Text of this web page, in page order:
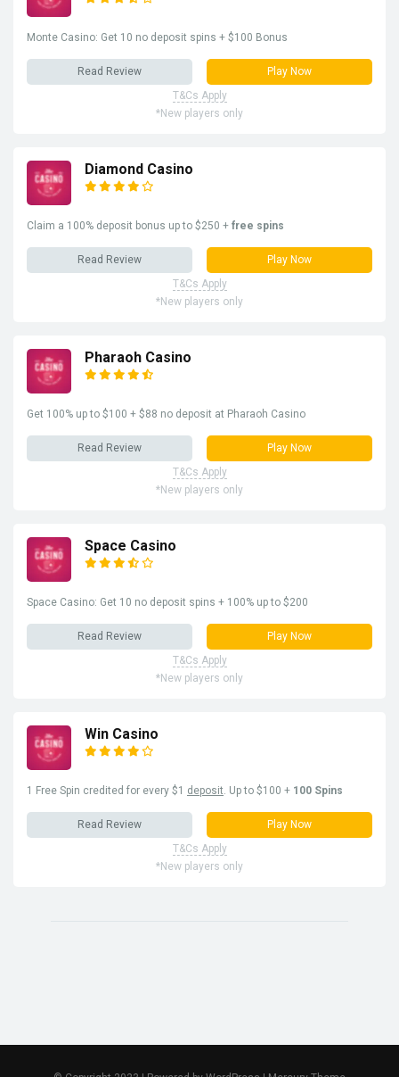
Monte Casino: Get 10 no deposit spins + $100 Bonus
Read Review
Play Now
T&Cs Apply
*New players only
Diamond Casino
Claim a 100% deposit bonus up to $250 + free spins
Read Review
Play Now
T&Cs Apply
*New players only
Pharaoh Casino
Get 100% up to $100 + $88 no deposit at Pharaoh Casino
Read Review
Play Now
T&Cs Apply
*New players only
Space Casino
Space Casino: Get 10 no deposit spins + 100% up to $200
Read Review
Play Now
T&Cs Apply
*New players only
Win Casino
1 Free Spin credited for every $1 deposit. Up to $100 + 100 Spins
Read Review
Play Now
T&Cs Apply
*New players only